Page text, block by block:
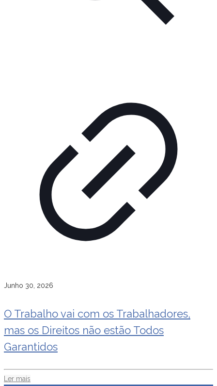
Junho 30, 2026
O Trabalho vai com os Trabalhadores,
mas os Direitos não estão Todos
Garantidos
Ler mais